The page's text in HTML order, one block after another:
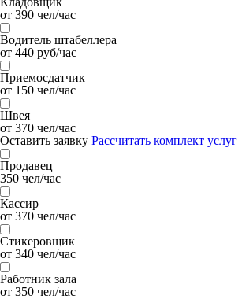
от 390 чел/час
Водитель штабеллера
от 440 руб/час
Приемосдатчик
от 150 чел/час
Швея
от 370 чел/час
Оставить заявку Рассчитать комплект услуг
Продавец
350 чел/час
Кассир
от 370 чел/час
Стикеровщик
от 340 чел/час
Работник зала
от 350 чел/час